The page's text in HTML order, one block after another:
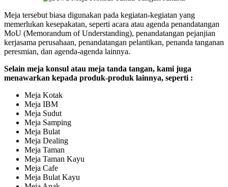
Meja tersebut biasa digunakan pada kegiatan-kegiatan yang
memerlukan kesepakatan, seperti acara atau agenda penandatangan
MoU (Memorandum of Understanding), penandatangan pejanjian
kerjasama perusahaan, penandatangan pelantikan, penanda tanganan
peresmian, dan agenda-agenda lainnya.
Selain meja konsul atau meja tanda tangan, kami juga
menawarkan kepada produk-produk lainnya, seperti :
Meja Kotak
Meja IBM
Meja Sudut
Meja Samping
Meja Bulat
Meja Dealing
Meja Taman
Meja Taman Kayu
Meja Cafe
Meja Bulat Kayu